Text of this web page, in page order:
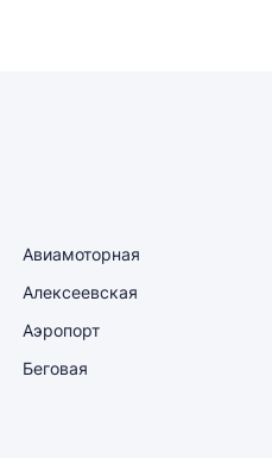
Авиамоторная
Алексеевская
Аэропорт
Беговая